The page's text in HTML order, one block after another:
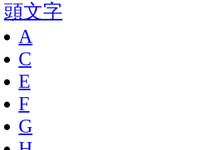
頭文字
A
C
E
F
G